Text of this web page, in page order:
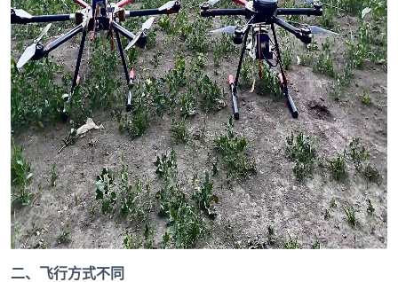
二、飞行方式不同